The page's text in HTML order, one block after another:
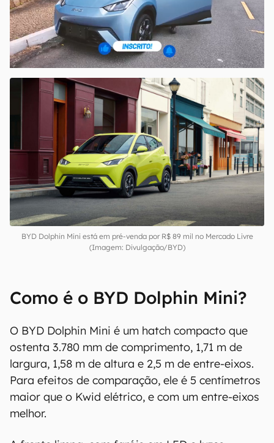
BYD Dolphin Mini está em pré-venda por R$ 89 mil no Mercado Livre
(Imagem: Divulgação/BYD)
Como é o BYD Dolphin Mini?
O BYD Dolphin Mini é um hatch compacto que
ostenta 3.780 mm de comprimento, 1,71 m de
largura, 1,58 m de altura e 2,5 m de entre-eixos.
Para efeitos de comparação, ele é 5 centímetros
maior que o Kwid elétrico, e com um entre-eixos
melhor.